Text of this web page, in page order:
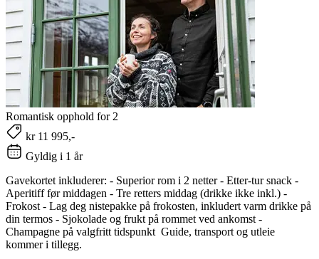
Romantisk opphold for 2
kr 11 995,-
Gyldig i 1 år
Gavekortet inkluderer: - Superior rom i 2 netter - Etter-tur snack -
Aperitiff før middagen - Tre retters middag (drikke ikke inkl.) -
Frokost - Lag deg nistepakke på frokosten, inkludert varm drikke på
din termos - Sjokolade og frukt på rommet ved ankomst -
Champagne på valgfritt tidspunkt ‍ Guide, transport og utleie
kommer i tillegg.